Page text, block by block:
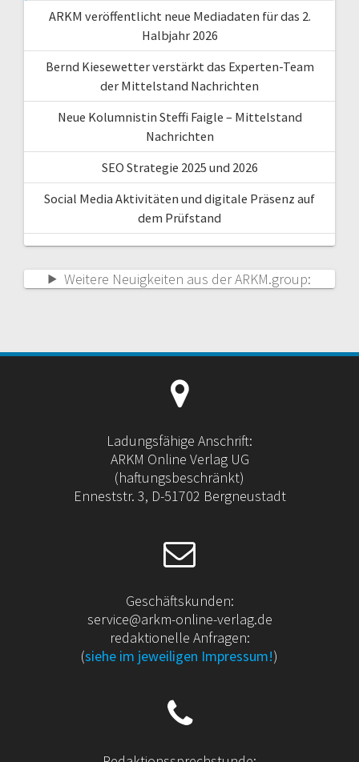
ARKM veröffentlicht neue Mediadaten für das 2.
Halbjahr 2026
Bernd Kiesewetter verstärkt das Experten-Team
der Mittelstand Nachrichten
Neue Kolumnistin Steffi Faigle – Mittelstand
Nachrichten
SEO Strategie 2025 und 2026
Social Media Aktivitäten und digitale Präsenz auf
dem Prüfstand
Weitere Neuigkeiten aus der ARKM.group:
Ladungsfähige Anschrift:
ARKM Online Verlag UG
(haftungsbeschränkt)
Enneststr. 3, D-51702 Bergneustadt
Geschäftskunden:
service@arkm-online-verlag.de
redaktionelle Anfragen:
(siehe im jeweiligen Impressum!)